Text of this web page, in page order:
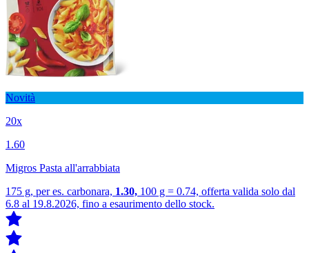
Novità
20x
1.60
Migros Pasta all'arrabbiata
175 g, per es. carbonara, 1.30, 100 g = 0.74, offerta valida solo dal
6.8 al 19.8.2026, fino a esaurimento dello stock.